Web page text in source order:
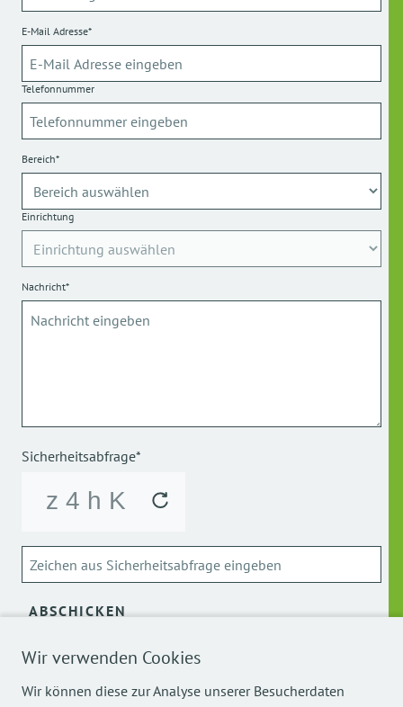
Wir verwenden Cookies
Wir können diese zur Analyse unserer Besucherdaten
E-Mail Adresse*
Telefonnummer
Bereich*
Einrichtung
Nachricht*
Sicherheitsabfrage*
ABSCHICKEN
Über die Verarbeitung meiner personenbezogenen Daten